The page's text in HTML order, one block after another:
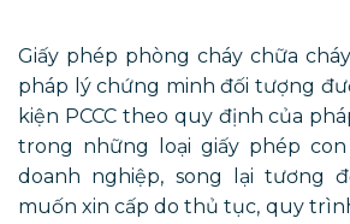
Giấy phép phòng cháy chữa
pháp lý chứng minh đối tượng
kiện PCCC theo quy định của
trong những loại giấy phép
doanh nghiệp, song lại tương
muốn xin cấp do thủ tục, quy